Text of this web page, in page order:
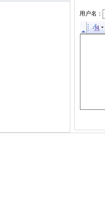
用户名：